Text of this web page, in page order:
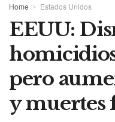
Home Estados Unidos
EEUU:
pero
y muertes